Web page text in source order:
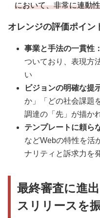
において、非常に連動
オレンジの評価ポイン
事業と手法の一貫性：
ついており、表現方
い
ビジョンの明確な提
か」「どの社会課題
調達の「先」が描か
テンプレートに頼ら
などWebの特性を活
ナリティと訴求力を
最終審査に進
スリリースを